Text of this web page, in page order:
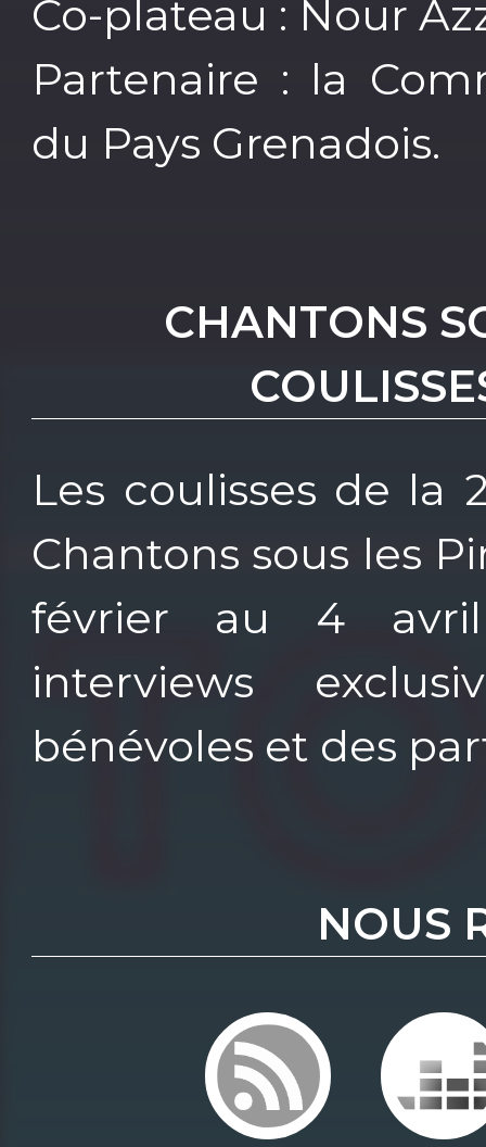
Co-plateau : Nour
Partenaire : la
du Pays Grenadois.
CHANTONS
Les coulisses de la
Chantons sous les
février au 4 avril
interviews
bénévoles et des
NOUS